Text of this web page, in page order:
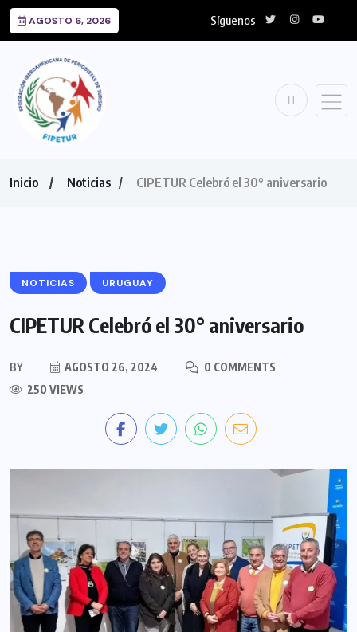
AGOSTO 6, 2026 Síguenos
Inicio Noticias CIPETUR Celebró el 30° aniversario
NOTICIAS URUGUAY
CIPETUR Celebró el 30° aniversario
BY AGOSTO 26, 2024
0 COMMENTS
250 VIEWS